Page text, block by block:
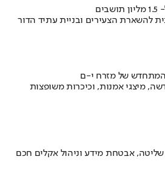
להשארת הצעירים ובניית עתיד הדור
המתחדש של מזרח י-ם
מיצגי אמנות, וכיכרות משופצות
אבטחת מידע וניהול אקלים חכם